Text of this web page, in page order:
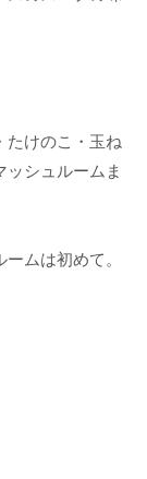
たけのこ・玉ね
ッシュルームま
ムは初めて。